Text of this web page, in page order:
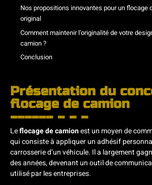
Nos propositions innovantes pour un flocage
original
Comment maintenir l’originalité de votre
camion ?
Conclusion
Présentation du
flocage de camion
Leflocage de camionest un moyen de
qui consiste à appliquer un adhésif
carrosserie d’un véhicule. Il a largement
des années, devenant un outil de
utilisé par les entreprises.